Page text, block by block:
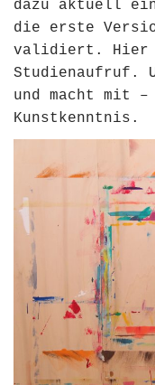
dazu aktuell
die erste
validiert. Hier
Studienaufruf.
und macht mit
Kunstkenntnis.